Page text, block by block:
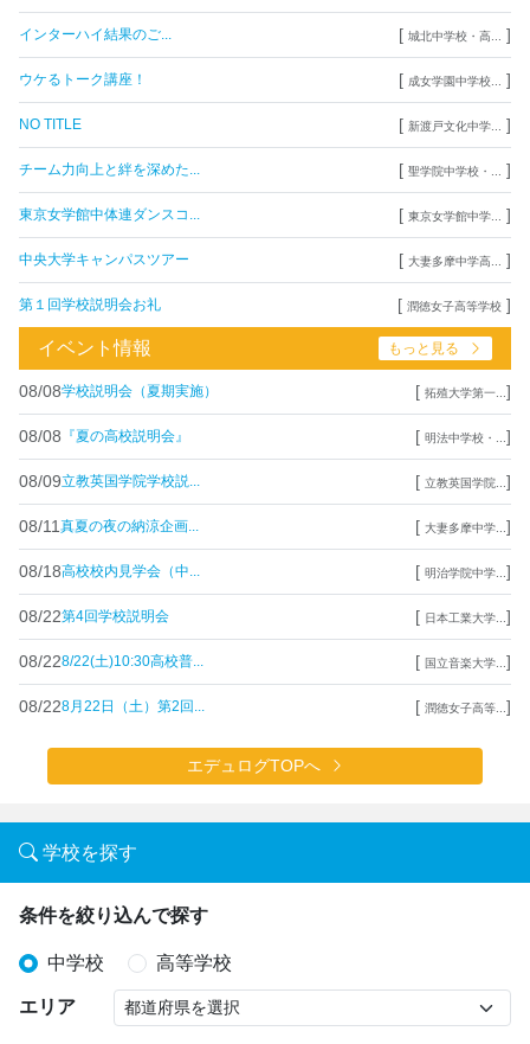
インターハイ結果のご... [ 城北中学校・高... ]
ウケるトーク講座！ [ 成女学園中学校... ]
NO TITLE [ 新渡戸文化中学... ]
チーム力向上と絆を深めた... [ 聖学院中学校・... ]
東京女学館中体連ダンスコ... [ 東京女学館中学... ]
中央大学キャンパスツアー [ 大妻多摩中学高... ]
第１回学校説明会お礼 [ 潤徳女子高等学校 ]
イベント情報 もっと見る
08/08学校説明会（夏期実施） [ 拓殖大学第一... ]
08/08 『夏の高校説明会』 [ 明法中学校・... ]
08/09立教英国学院学校説... [ 立教英国学院... ]
08/11 真夏の夜の納涼企画... [ 大妻多摩中学... ]
08/18高校校内見学会（中... [ 明治学院中学... ]
08/22第4回学校説明会 [ 日本工業大学... ]
08/228/22(土)10:30高校普... [ 国立音楽大学... ]
08/228月22日（土）第2回... [ 潤徳女子高等... ]
エデュログTOPへ
学校を探す
条件を絞り込んで探す
中学校 高等学校
エリア